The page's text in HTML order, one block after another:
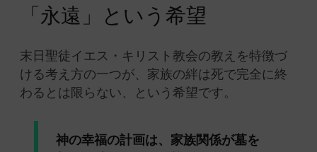
「永遠」という希望
末日聖徒イエス・キリスト教会の教えを特徴づ
ける考え方の一つが、家族の絆は死で完全に終
わるとは限らない、という希望です。
神の幸福の計画は、家族関係が墓を